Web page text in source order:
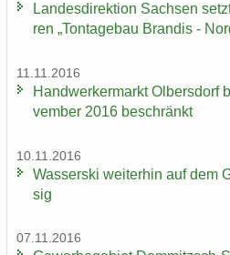
Lan­des­di­rek­ti­on Sach­sen
ren „Ton­ta­ge­bau Bran­dis -
11.11.2016
Hand­wer­ker­markt Ol­bers­dorf
vem­ber 2016 be­schränkt
10.11.2016
Was­ser­ski wei­ter­hin auf dem
sig
07.11.2016